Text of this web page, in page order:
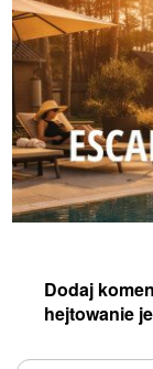
Dodaj
hejtowanie